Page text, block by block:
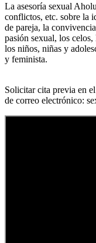
La asesoría sexual
conflictos, etc. sobre la
de pareja, la
pasión sexual, los
los niños, niñas y
y feminista.
Solicitar cita previa en
de correo electrónico: